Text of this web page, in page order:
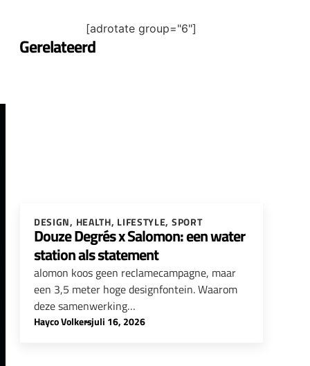
[adrotate group="6"]
Gerelateerd
DESIGN, HEALTH, LIFESTYLE, SPORT
Douze Degrés x Salomon: een water
station als statement
alomon koos geen reclamecampagne, maar
een 3,5 meter hoge designfontein. Waarom
deze samenwerking…
Hayco Volkers
-juli 16, 2026